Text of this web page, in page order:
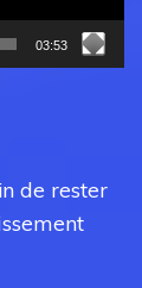
03:53
de rester